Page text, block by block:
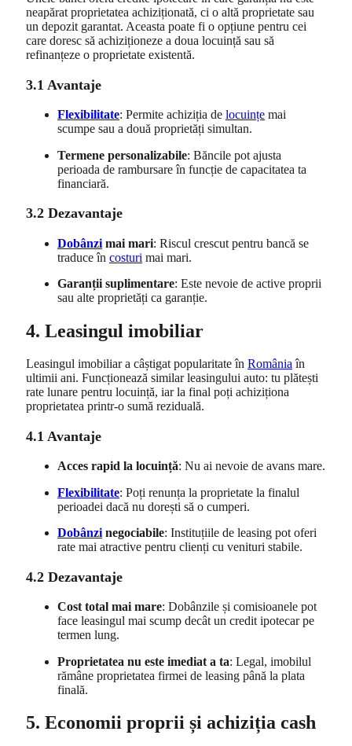
neapărat proprietatea achiziționată, ci o altă proprietate sau
un depozit garantat. Aceasta poate fi o opțiune pentru cei
care doresc să achiziționeze a doua locuință sau să
refinanțeze o proprietate existentă.
3.1 Avantaje
Flexibilitate: Permite achiziția de locuințe mai
scumpe sau a două proprietăți simultan.
Termene personalizabile: Băncile pot ajusta
perioada de rambursare în funcție de capacitatea ta
financiară.
3.2 Dezavantaje
Dobânzi mai mari: Riscul crescut pentru bancă se
traduce în costuri mai mari.
Garanții suplimentare: Este nevoie de active proprii
sau alte proprietăți ca garanție.
4. Leasingul imobiliar
Leasingul imobiliar a câștigat popularitate în România în
ultimii ani. Funcționează similar leasingului auto: tu plătești
rate lunare pentru locuință, iar la final poți achiziționa
proprietatea printr-o sumă reziduală.
4.1 Avantaje
Acces rapid la locuință: Nu ai nevoie de avans mare.
Flexibilitate: Poți renunța la proprietate la finalul
perioadei dacă nu dorești să o cumperi.
Dobânzi negociabile: Instituțiile de leasing pot oferi
rate mai atractive pentru clienți cu venituri stabile.
4.2 Dezavantaje
Cost total mai mare: Dobânzile și comisioanele pot
face leasingul mai scump decât un credit ipotecar pe
termen lung.
Proprietatea nu este imediat a ta: Legal, imobilul
rămâne proprietatea firmei de leasing până la plata
finală.
5. Economii proprii și achiziția cash